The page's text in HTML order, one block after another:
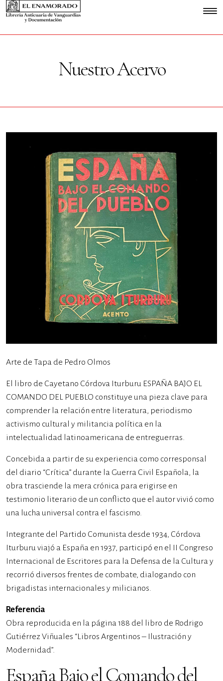
Nuestro Acervo
Arte de Tapa de Pedro Olmos
El libro de Cayetano Córdova Iturburu ESPAÑA BAJO EL
COMANDO DEL PUEBLO constituye una pieza clave para
comprender la relación entre literatura, periodismo
activismo cultural y militancia política en la
intelectualidad latinoamericana de entreguerras.
Concebida a partir de su experiencia como corresponsal
del diario “Crítica” durante la Guerra Civil Española, la
obra trasciende la mera crónica para erigirse en
testimonio literario de un conflicto que el autor vivió como
una lucha universal contra el fascismo.
Integrante del Partido Comunista desde 1934, Córdova
Iturburu viajó a España en 1937, participó en el II Congreso
Internacional de Escritores para la Defensa de la Cultura y
recorrió diversos frentes de combate, dialogando con
brigadistas internacionales y milicianos.
Referencia
Obra reproducida en la página 188 del libro de Rodrigo
Gutiérrez Viñuales “Libros Argentinos – Ilustración y
Modernidad”.
España Bajo el Comando del